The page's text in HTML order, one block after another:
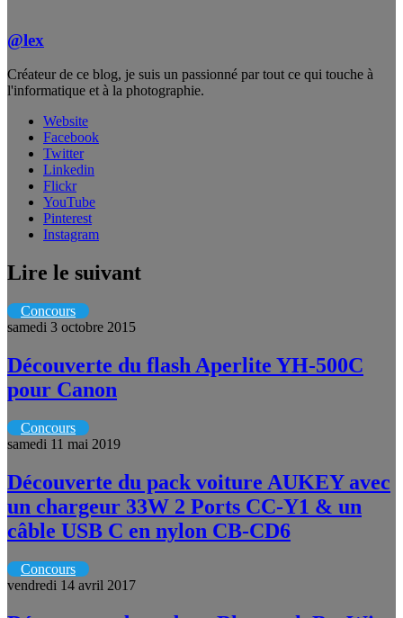
@lex
Créateur de ce blog, je suis un passionné par tout ce qui touche à
l'informatique et à la photographie.
Website
Facebook
Twitter
Linkedin
Flickr
YouTube
Pinterest
Instagram
Lire le suivant
Concours
samedi 3 octobre 2015
Découverte du flash Aperlite YH-500C
pour Canon
Concours
samedi 11 mai 2019
Découverte du pack voiture AUKEY avec
un chargeur 33W 2 Ports CC-Y1 & un
câble USB C en nylon CB-CD6
Concours
vendredi 14 avril 2017